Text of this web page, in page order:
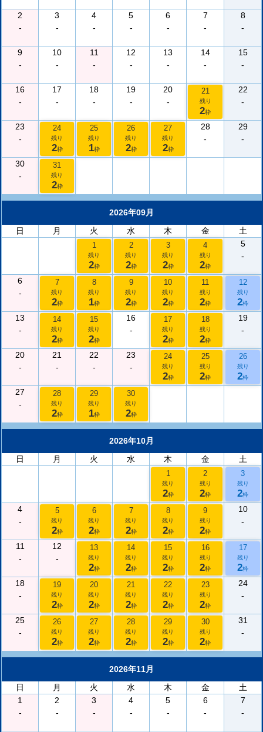
2
-
3
-
4
-
5
-
6
-
7
-
8
-
9
-
10
-
11
-
12
-
13
-
14
-
15
-
16
-
17
-
18
-
19
-
20
-
21
残り
2枠
22
-
23
-
24
残り
2枠
25
残り
1枠
26
残り
2枠
27
残り
2枠
28
-
29
-
30
-
31
残り
2枠
2026年09月
日
月 火 水 木 金 土
1
残り
2枠
2
残り
2枠
3
残り
2枠
4
残り
2枠
5
-
6
-
7
残り
2枠
8
残り
1枠
9
残り
2枠
10
残り
2枠
11
残り
2枠
12
残り
2枠
13
-
14
残り
2枠
15
残り
2枠
16
-
17
残り
2枠
18
残り
2枠
19
-
20
-
21
-
22
-
23
-
24
残り
2枠
25
残り
2枠
26
残り
2枠
27
-
28
残り
2枠
29
残り
1枠
30
残り
2枠
2026年10月
日
月 火 水 木 金 土
1
残り
2枠
2
残り
2枠
3
残り
2枠
4
-
5
残り
2枠
6
残り
2枠
7
残り
2枠
8
残り
2枠
9
残り
2枠
10
-
11
-
12
-
13
残り
2枠
14
残り
2枠
15
残り
2枠
16
残り
2枠
17
残り
2枠
18
-
19
残り
2枠
20
残り
2枠
21
残り
2枠
22
残り
2枠
23
残り
2枠
24
-
25
-
26
残り
2枠
27
残り
2枠
28
残り
2枠
29
残り
2枠
30
残り
2枠
31
-
2026年11月
日
月 火 水 木 金
土
1
-
2
-
3
-
4
-
5
-
6
-
7
-